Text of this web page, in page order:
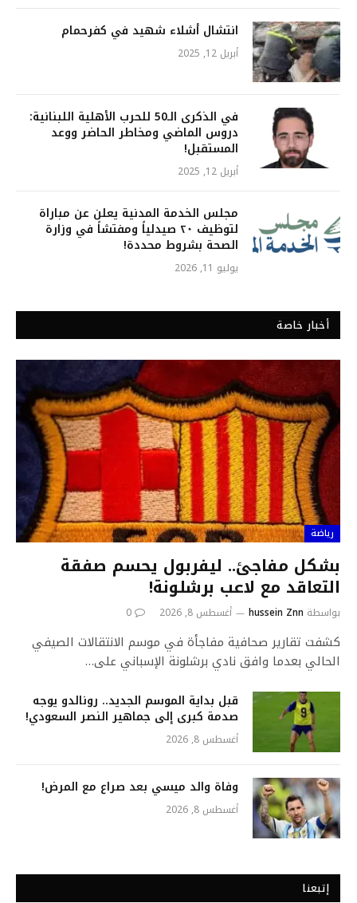
انتشال أشلاء شهيد في كفرحمام
أبريل 12, 2025
في الذكرى الـ50 للحرب الأهلية اللبنانية:
دروس الماضي ومخاطر الحاضر ووعد
المستقبل!
أبريل 12, 2025
مجلس الخدمة المدنية يعلن عن مباراة
لتوظيف ٢٠ صيدلياً ومفتشاً في وزارة
الصحة بشروط محددة!
يوليو 11, 2026
أخبار خاصة
رياضة
بشكل مفاجئ.. ليفربول يحسم صفقة
التعاقد مع لاعب برشلونة!
بواسطة hussein Znn أغسطس 8, 2026 0
كشفت تقارير صحافية مفاجأة في موسم الانتقالات الصيفي
الحالي بعدما وافق نادي برشلونة الإسباني على…
قبل بداية الموسم الجديد.. رونالدو يوجه
صدمة كبرى إلى جماهير النصر السعودي!
أغسطس 8, 2026
وفاة والد ميسي بعد صراع مع المرض!
أغسطس 8, 2026
إتبعنا